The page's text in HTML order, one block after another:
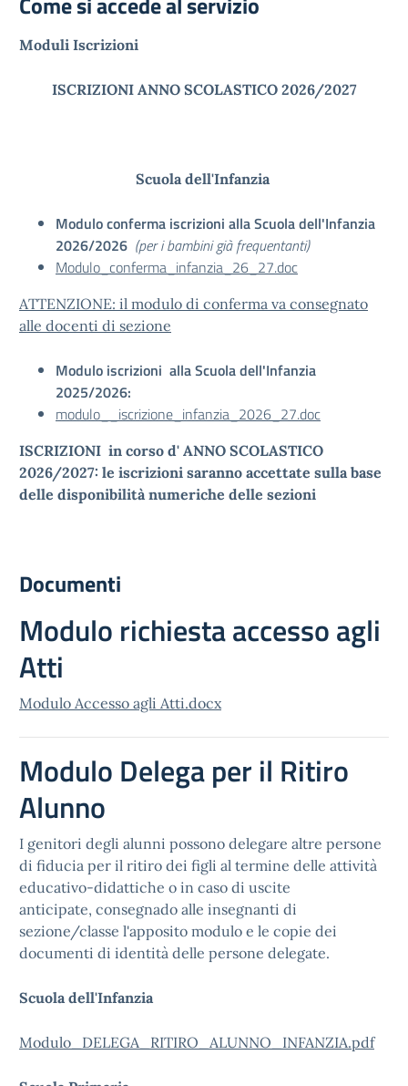
Moduli Iscrizioni
ISCRIZIONI ANNO SCOLASTICO 2026/2027
Scuola dell'Infanzia
Modulo conferma iscrizioni alla Scuola dell'Infanzia
2026/2026 (per i bambini già frequentanti)
Modulo_conferma_infanzia_26_27.doc
ATTENZIONE: il modulo di conferma va consegnato
alle docenti di sezione
Modulo iscrizioni alla Scuola dell'Infanzia
2025/2026:
modulo__iscrizione_infanzia_2026_27.doc
ISCRIZIONI in corso d' ANNO SCOLASTICO
2026/2027: le iscrizioni saranno accettate sulla base
delle disponibilità numeriche delle sezioni
Documenti
Modulo richiesta accesso agli
Atti
Modulo Accesso agli Atti.docx
Modulo Delega per il Ritiro
Alunno
I genitori degli alunni possono delegare altre persone
di fiducia per il ritiro dei figli al termine delle attività
educativo-didattiche o in caso di uscite
anticipate, consegnado alle insegnanti di
sezione/classe l'apposito modulo e le copie dei
documenti di identità delle persone delegate.
Scuola dell'Infanzia
Modulo_DELEGA_RITIRO_ALUNNO_INFANZIA.pdf